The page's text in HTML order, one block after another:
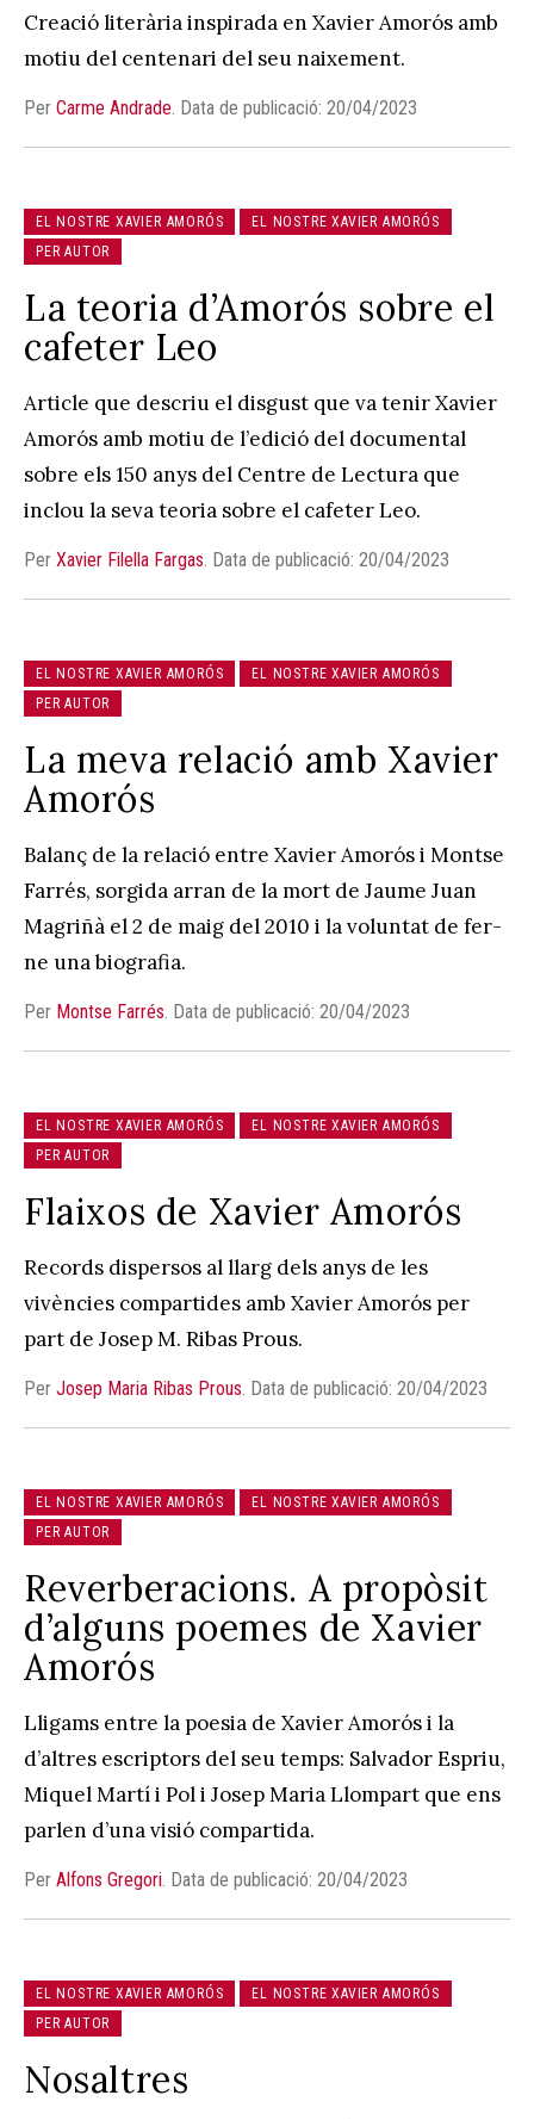
Creació literària inspirada en Xavier Amorós amb
motiu del centenari del seu naixement.
Per Carme Andrade. Data de publicació: 20/04/2023
EL NOSTRE XAVIER AMORÓS
EL NOSTRE XAVIER AMORÓS
PER AUTOR
La teoria d’Amorós sobre el
cafeter Leo
Article que descriu el disgust que va tenir Xavier
Amorós amb motiu de l’edició del documental
sobre els 150 anys del Centre de Lectura que
inclou la seva teoria sobre el cafeter Leo.
Per Xavier Filella Fargas. Data de publicació: 20/04/2023
EL NOSTRE XAVIER AMORÓS
EL NOSTRE XAVIER AMORÓS
PER AUTOR
La meva relació amb Xavier
Amorós
Balanç de la relació entre Xavier Amorós i Montse
Farrés, sorgida arran de la mort de Jaume Juan
Magriñà el 2 de maig del 2010 i la voluntat de fer-
ne una biografia.
Per Montse Farrés. Data de publicació: 20/04/2023
EL NOSTRE XAVIER AMORÓS
EL NOSTRE XAVIER AMORÓS
PER AUTOR
Flaixos de Xavier Amorós
Records dispersos al llarg dels anys de les
vivències compartides amb Xavier Amorós per
part de Josep M. Ribas Prous.
Per Josep Maria Ribas Prous. Data de publicació: 20/04/2023
EL NOSTRE XAVIER AMORÓS
EL NOSTRE XAVIER AMORÓS
PER AUTOR
Reverberacions. A propòsit
d’alguns poemes de Xavier
Amorós
Lligams entre la poesia de Xavier Amorós i la
d’altres escriptors del seu temps: Salvador Espriu,
Miquel Martí i Pol i Josep Maria Llompart que ens
parlen d’una visió compartida.
Per Alfons Gregori. Data de publicació: 20/04/2023
EL NOSTRE XAVIER AMORÓS
EL NOSTRE XAVIER AMORÓS
PER AUTOR
Nosaltres